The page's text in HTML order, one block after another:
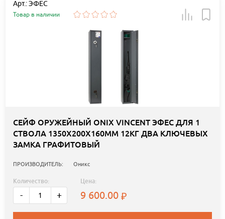
Арт.: ЭФЕС
Товар в наличии
СЕЙФ ОРУЖЕЙНЫЙ ONIX VINCENT ЭФЕС ДЛЯ 1
СТВОЛА 1350Х200Х160ММ 12КГ ДВА КЛЮЧЕВЫХ
ЗАМКА ГРАФИТОВЫЙ
ПРОИЗВОДИТЕЛЬ: Оникс
Количество:
- +
Цена:
9 600.00